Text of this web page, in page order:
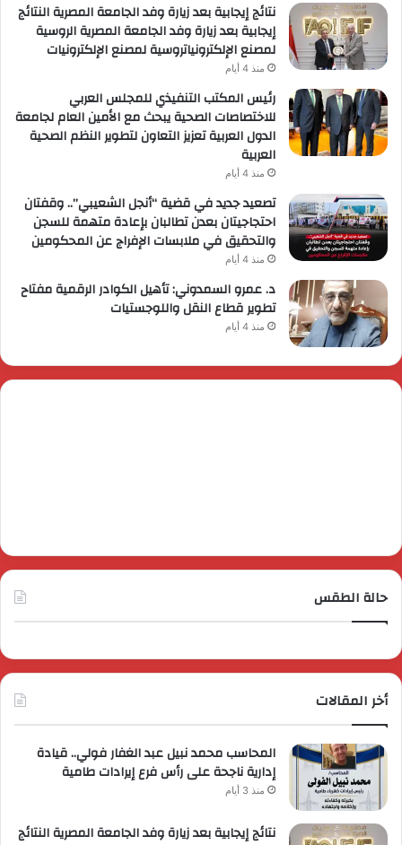
نتائج إيجابية بعد زيارة وفد الجامعة المصرية النتائج
إيجابية بعد زيارة وفد الجامعة المصرية الروسية
لمصنع الإلكترونياتروسية لمصنع الإلكترونيات
منذ 4 أيام
رئيس المكتب التنفيذي للمجلس العربي
للاختصاصات الصحية يبحث مع الأمين العام لجامعة
الدول العربية تعزيز التعاون لتطوير النظم الصحية
العربية
منذ 4 أيام
تصعيد جديد في قضية “أنجل الشعيبي”.. وقفتان
احتجاجيتان بعدن تطالبان بإعادة متهمة للسجن
والتحقيق في ملابسات الإفراج عن المحكومين
منذ 4 أيام
د. عمرو السمدوني: تأهيل الكوادر الرقمية مفتاح
تطوير قطاع النقل واللوجستيات
منذ 4 أيام
حالة الطقس
أخر المقالات
المحاسب محمد نبيل عبد الغفار فولي.. قيادة
إدارية ناجحة على رأس فرع إيرادات طامية
منذ 3 أيام
نتائج إيجابية بعد زيارة وفد الجامعة المصرية النتائج